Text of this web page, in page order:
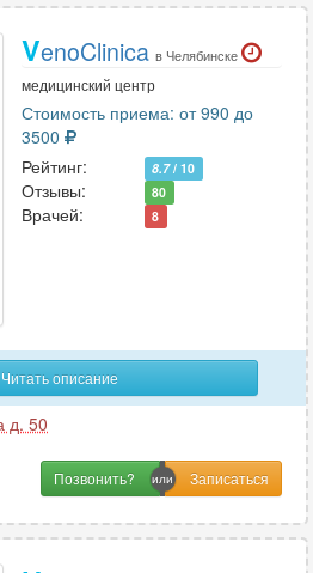
VenoClinica в Челябинске
медицинский центр
Стоимость приема: от 990 до
3500
Рейтинг:
8.7/ 10
Отзывы: 80
Врачей: 8
Читать описание
д. 50
Позвонить?